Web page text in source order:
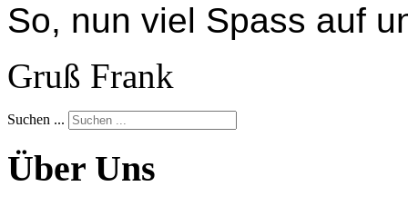
So, nun viel Spass auf
Gruß Frank
Suchen ...
Über Uns